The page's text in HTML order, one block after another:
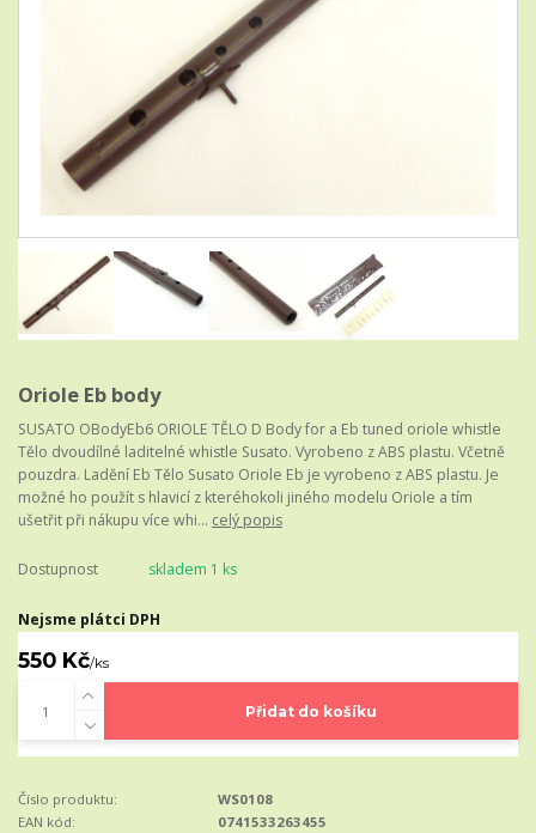
Oriole Eb body
SUSATO OBodyEb6 ORIOLE TĚLO D Body for a Eb tuned oriole whistle
Tělo dvoudílné laditelné whistle Susato. Vyrobeno z ABS plastu. Včetně
pouzdra. Ladění Eb Tělo Susato Oriole Eb je vyrobeno z ABS plastu. Je
možné ho použít s hlavicí z kteréhokoli jiného modelu Oriole a tím
ušetřit při nákupu více whi... celý popis
Dostupnost skladem 1 ks
Nejsme plátci DPH
550 Kč/ks
Přidat do košíku
Číslo produktu:
WS0108
EAN kód:
0741533263455